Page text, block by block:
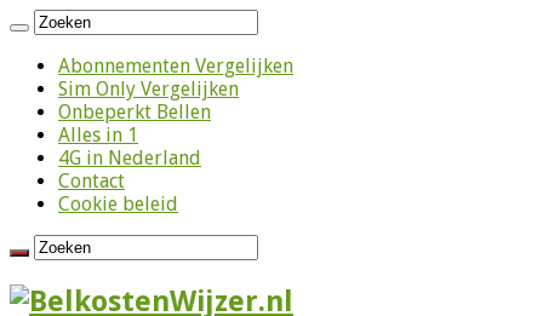
Abonnementen Vergelijken
Sim Only Vergelijken
Onbeperkt Bellen
Alles in 1
4G in Nederland
Contact
Cookie beleid